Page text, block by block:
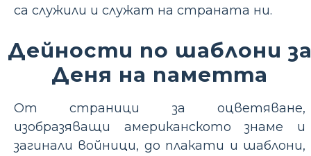
са служили и служат на страната ни.
Дейности по шаблони
Деня на паметта
От страници за оцветяване,
изобразяващи американското знаме и
загинали войници, до плакати и шаблони,